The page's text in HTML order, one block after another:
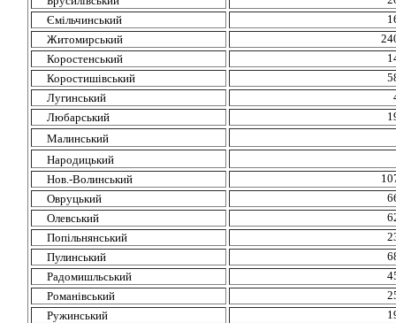
Ємільчинський
Житомирський
Коростенський
Коростишівський
Лугинський
Любарський
Малинський
Народицький
Нов.-Волинський
Овруцький
Олевський
Попільнянський
Пулинський
Радомишльський
Романівський
Ружинський